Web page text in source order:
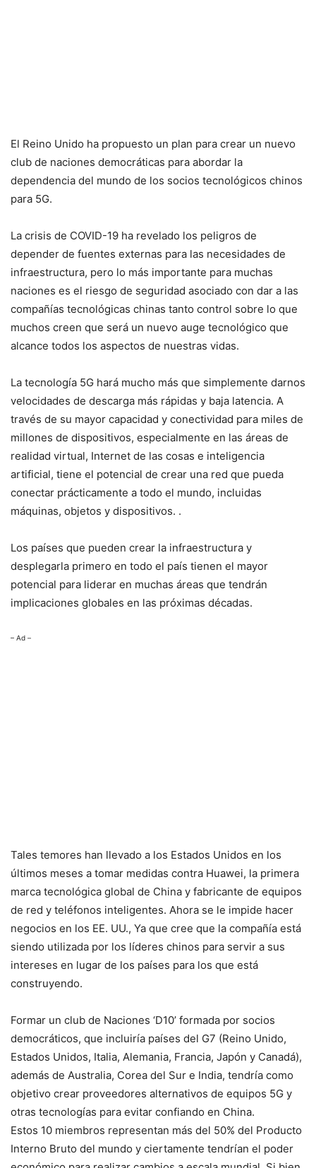
El Reino Unido ha propuesto un plan para crear un nuevo
club de naciones democráticas para abordar la
dependencia del mundo de los socios tecnológicos chinos
para 5G.
La crisis de COVID-19 ha revelado los peligros de
depender de fuentes externas para las necesidades de
infraestructura, pero lo más importante para muchas
naciones es el riesgo de seguridad asociado con dar a las
compañías tecnológicas chinas tanto control sobre lo que
muchos creen que será un nuevo auge tecnológico que
alcance todos los aspectos de nuestras vidas.
La tecnología 5G hará mucho más que simplemente darnos
velocidades de descarga más rápidas y baja latencia. A
través de su mayor capacidad y conectividad para miles de
millones de dispositivos, especialmente en las áreas de
realidad virtual, Internet de las cosas e inteligencia
artificial, tiene el potencial de crear una red que pueda
conectar prácticamente a todo el mundo, incluidas
máquinas, objetos y dispositivos. .
Los países que pueden crear la infraestructura y
desplegarla primero en todo el país tienen el mayor
potencial para liderar en muchas áreas que tendrán
implicaciones globales en las próximas décadas.
– Ad –
Tales temores han llevado a los Estados Unidos en los
últimos meses a tomar medidas contra Huawei, la primera
marca tecnológica global de China y fabricante de equipos
de red y teléfonos inteligentes. Ahora se le impide hacer
negocios en los EE. UU., Ya que cree que la compañía está
siendo utilizada por los líderes chinos para servir a sus
intereses en lugar de los países para los que está
construyendo.
Formar un club de Naciones ‘D10’ formada por socios
democráticos, que incluiría países del G7 (Reino Unido,
Estados Unidos, Italia, Alemania, Francia, Japón y Canadá),
además de Australia, Corea del Sur e India, tendría como
objetivo crear proveedores alternativos de equipos 5G y
otras tecnologías para evitar confiando en China.
Estos 10 miembros representan más del 50% del Producto
Interno Bruto del mundo y ciertamente tendrían el poder